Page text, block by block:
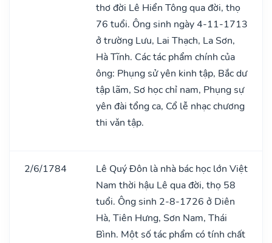
thơ đời Lê Hiển Tông qua đời, thọ
76 tuổi. Ông sinh ngày 4-11-1713
ở trường Lưu, Lai Thạch, La Sơn,
Hà Tĩnh. Các tác phẩm chính của
ông: Phụng sử yên kinh tập, Bắc dư
tập lãm, Sơ học chỉ nam, Phụng sự
yên đài tổng ca, Cổ lễ nhạc chương
thi vǎn tập.
2/6/1784
Lê Quý Đôn là nhà bác học lớn Việt
Nam thời hậu Lê qua đời, thọ 58
tuổi. Ông sinh 2-8-1726 ở Diên
Hà, Tiên Hưng, Sơn Nam, Thái
Bình. Một số tác phẩm có tính chất